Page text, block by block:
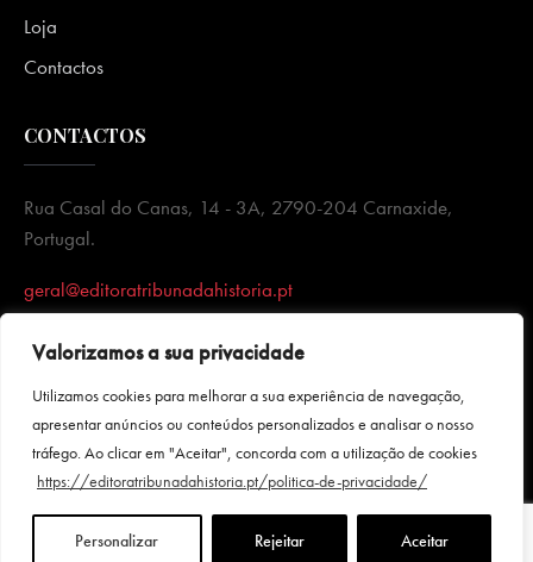
Valorizamos a sua privacidade
Utilizamos cookies para melhorar a sua experiência de navegação,
apresentar anúncios ou conteúdos personalizados e analisar o nosso
tráfego. Ao clicar em "Aceitar", concorda com a utilização de cookies
https://editoratribunadahistoria.pt/politica-de-privacidade/
Personalizar Rejeitar Aceitar
Loja
Contactos
CONTACTOS
Rua Casal do Canas, 14 - 3A, 2790-204 Carnaxide,
Portugal.
geral@editoratribunadahistoria.pt
Política de Privacidade Termos e condições |Todos direitos